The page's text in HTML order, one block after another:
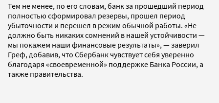
Тем не менее, по его словам, банк за прошедший период
полностью сформировал резервы, прошел период
убыточности и перешел в режим обычной работы. «Не
должно быть никаких сомнений в нашей устойчивости —
мы покажем наши финансовые результаты», — заверил
Греф, добавив, что Сбербанк чувствует себя уверенно
благодаря «своевременной» поддержке Банка России, а
также правительства.